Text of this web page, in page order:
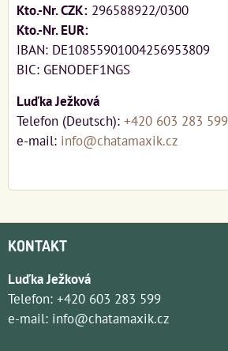
Kto.-Nr. CZK: 296588922/0300
Kto.-Nr. EUR:
IBAN: DE10855901004256953809
BIC: GENODEF1NGS
Luďka Ježková
Telefon (Deutsch): +420 603 283 599
e-mail: info@chatamaxik.cz
KONTAKT
Luďka Ježková
Telefon: +420 603 283 599
e-mail: info@chatamaxik.cz